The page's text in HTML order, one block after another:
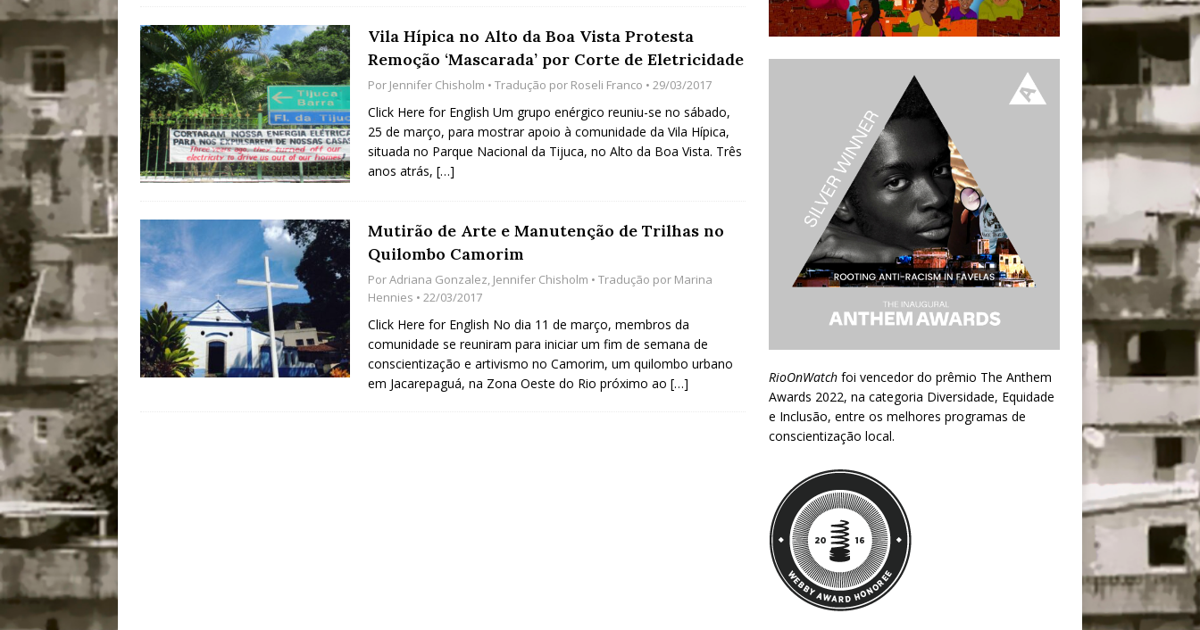
Vila Hípica no Alto da Boa Vista Protesta
Remoção ‘Mascarada’ por Corte de Eletricidade
Por Jennifer Chisholm • Tradução por Roseli Franco • 29/03/2017
Click Here for English Um grupo enérgico reuniu-se no sábado,
25 de março, para mostrar apoio à comunidade da Vila Hípica,
situada no Parque Nacional da Tijuca, no Alto da Boa Vista. Três
anos atrás, […]
Mutirão de Arte e Manutenção de Trilhas no
Quilombo Camorim
PorAdriana Gonzalez, Jennifer Chisholm • Tradução por Marina
Hennies • 22/03/2017
Click Here for English No dia 11 de março, membros da
comunidade se reuniram para iniciar um fim de semana de
conscientização e artivismo no Camorim, um quilombo urbano
em Jacarepaguá, na Zona Oeste do Rio próximo ao […] RioOnWatchfoi vencedor do prêmio The Anthem
Awards 2022, na categoria Diversidade, Equidade
e Inclusão, entre os melhores programas de
conscientização local.